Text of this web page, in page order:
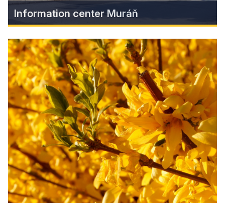
Information center Muráň
Information center Muráň
Here you will get basic information about the
natural values of the Muránska Planina National
Park, types of trips, but also souvenirs as a
keepsake, or chemically untreated and safe
food for ground squirrels in the nearby Biely
Vody.
Find more